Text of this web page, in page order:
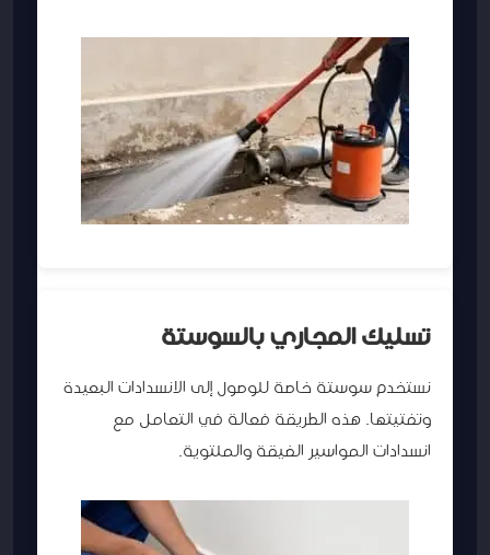
تسليك المجاري بالسوستة
نستخدم سوستة خاصة للوصول إلى الانسدادات البعيدة
وتفتيتها. هذه الطريقة فعالة في التعامل مع
انسدادات المواسير الضيقة والملتوية.